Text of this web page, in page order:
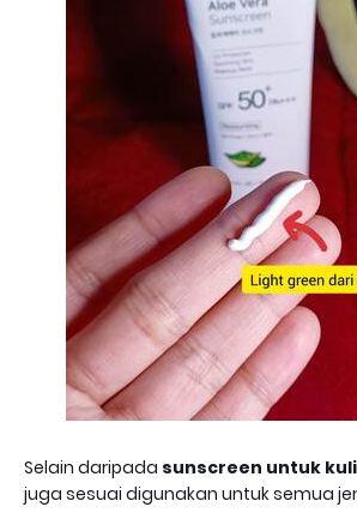
Selain daripada sunscreen untuk
juga sesuai digunakan untuk semua